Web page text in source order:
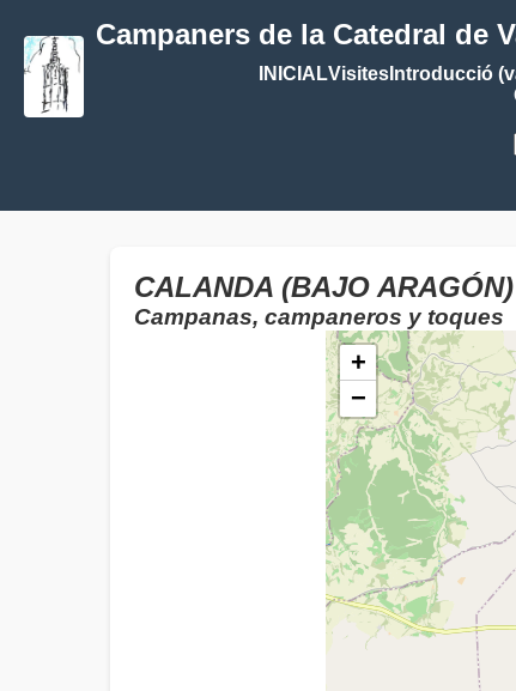
Campaners de la Catedral de
INICIALVisitesIntroducció
CALANDA (BAJO
Campanas, campaneros y toques
+
−